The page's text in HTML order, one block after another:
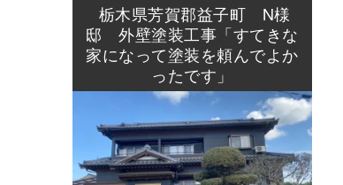
栃木県芳賀郡益子町 N様
邸 外壁塗装工事「すてきな
家になって塗装を頼んでよか
ったです」